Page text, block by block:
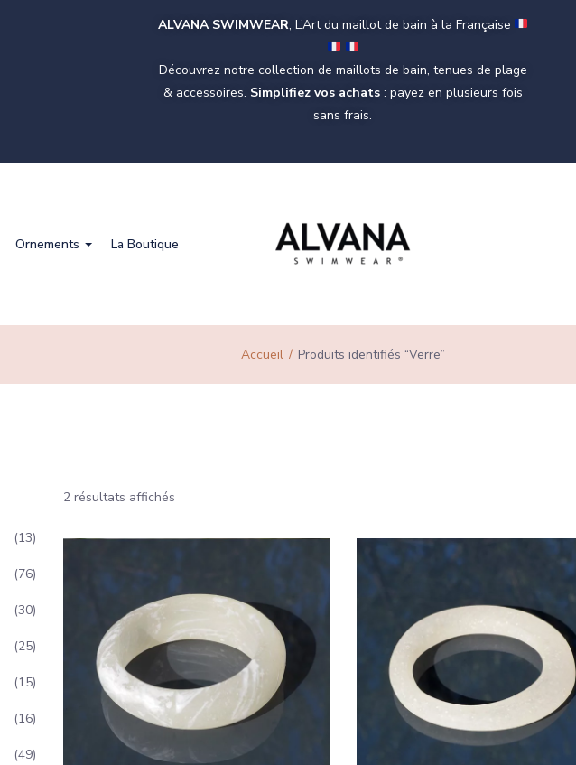
ALVANA SWIMWEAR, L’Art du maillot de bain à la Française
Découvrez notre collection de maillots de bain, tenues de plage
& accessoires. Simplifiez vos achats: payez en plusieurs fois
sans frais.
Ornements La Boutique
Accueil Produits identifiés “Verre”
13
76
30
25
15
16
49
2 résultats affichés